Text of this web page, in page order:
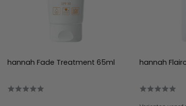
hannah Fade Treatment 65ml hannah